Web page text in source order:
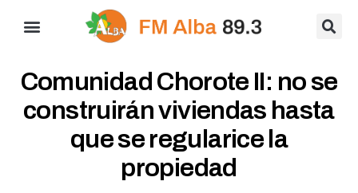
Comunidad Chorote II: no se
construirán viviendas hasta
que se regularice la
propiedad